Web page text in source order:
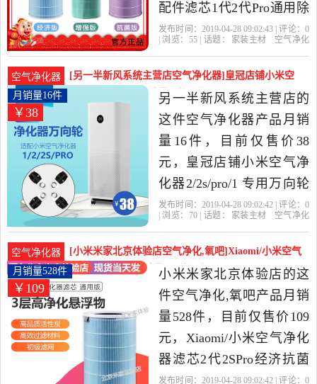
配件滤芯1代2代Pro通用除
甲醛增强版滤网是2019年
装主材当中性价比很高的
空气净化器，由北京发
货。
发布时间：2019-04-28 09:02:43 | 评论： 0
| 浏览： 55| 话题： 家装主材
空气净化
空气净化器
[另一半新风系统主营店空气净化器]皇冠店铺小米空
气净化器2/2s/pr月销量16件仅售38元
￥38
月销量16件
另一半新风系统主营店的
这件空气净化器产品月销
量16件，目前仅售价38
元，皇冠店铺小米空气净
化器2/2s/pro/1 专用万向轮
底座轮子带刹车是2019年
选家装主材当中性价比很
高的空气净化器，由广东
东莞发货。
发布时间：2019-04-28 09:02:42 | 评论： 0
| 浏览： 70| 话题： 家装主材
空气净化
空气净化器
[小米米家北京体验店空气净化,氧吧]Xiaomi/小米空气
净化器滤芯2代月销量528件仅售109元
￥109
月销量528件
小米米家北京体验店的这
件空气净化,氧吧产品月销
量528件，目前仅售价109
元，Xiaomi/小米空气净化
器滤芯2代2SPro经济抗菌
除甲醛原装正品包邮是
发布时间：2019-04-28 09:02:42 | 评论： 0